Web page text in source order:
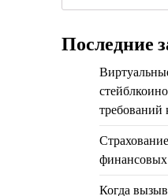
Последние
финансовых
Когда